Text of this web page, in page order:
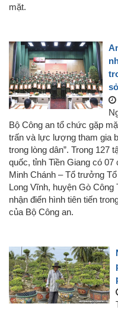
mặt.
Bộ Công an tổ chức gặp
trấn và lực lượng tham gia
trong lòng dân”. Trong 127
quốc, tỉnh Tiền Giang có
Minh Chánh – Tổ trưởng
Long Vĩnh, huyện Gò
nhận điển hình tiên tiến
của Bộ Công an.